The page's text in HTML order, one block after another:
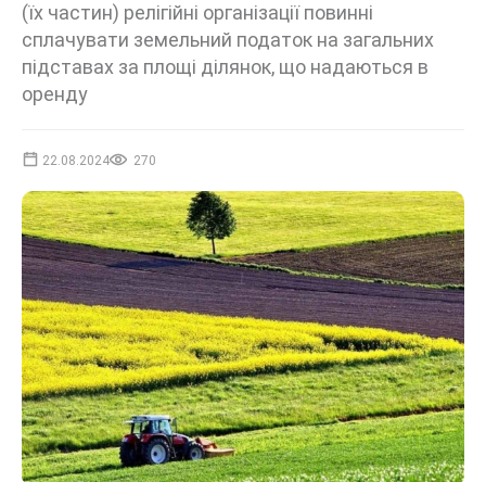
(їх частин) релігійні організації повинні
сплачувати земельний податок на загальних
підставах за площі ділянок, що надаються в
оренду
22.08.2024 270